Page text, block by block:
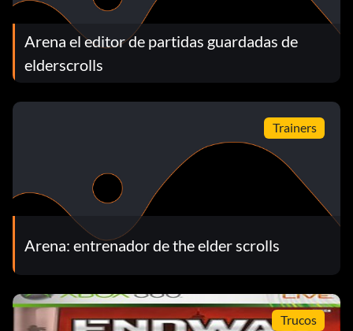
Arena el editor de partidas guardadas de
elderscrolls
Trainers
Arena: entrenador de the elder scrolls
Trucos